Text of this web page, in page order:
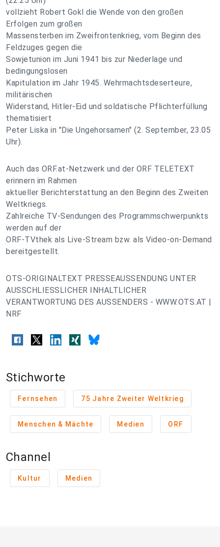
vollzieht Robert Gokl die Wende von den großen
Erfolgen zum großen
Massensterben im Zweifrontenkrieg, vom Beginn des
Feldzuges gegen die
Sowjetunion im Juni 1941 bis zur Niederlage und
bedingungslosen
Kapitulation im Jahr 1945. Wehrmachtsdeserteure,
militärischen
Widerstand, Hitler-Eid und soldatische Pflichterfüllung
thematisiert
Peter Liska in "Die Ungehorsamen" (2. September, 23.05
Uhr).
Auch das ORF.at-Netzwerk und der ORF TELETEXT
erinnern im Rahmen
aktueller Berichterstattung an den Beginn des Zweiten
Weltkriegs.
Zahlreiche TV-Sendungen des Programmschwerpunkts
werden auf der
ORF-TVthek als Live-Stream bzw. als Video-on-Demand
bereitgestellt.
OTS-ORIGINALTEXT PRESSEAUSSENDUNG UNTER
AUSSCHLIESSLICHER INHALTLICHER
VERANTWORTUNG DES AUSSENDERS - WWW.OTS.AT |
NRF
Stichworte
Fernsehen 75 Jahre Zweiter Weltkrieg
Menschen & Mächte Medien ORF
Channel
Kultur Medien